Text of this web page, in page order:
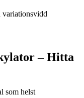
variationsvidd
– Hitta
som helst